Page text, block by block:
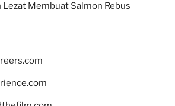
Lezat Membuat Salmon Rebus